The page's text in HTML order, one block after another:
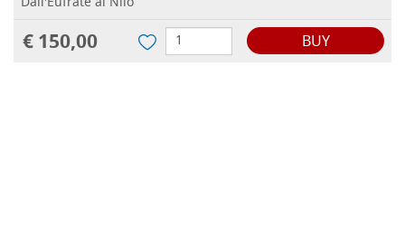
€ 150,00 BUY